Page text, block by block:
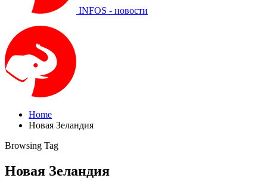
INFOS - новости
Home
Новая Зеландия
Browsing Tag
Новая Зеландия